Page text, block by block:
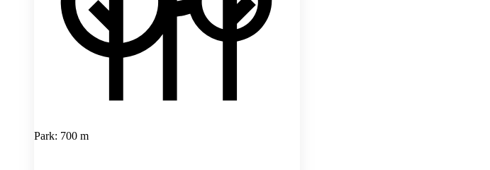
Park: 700 m